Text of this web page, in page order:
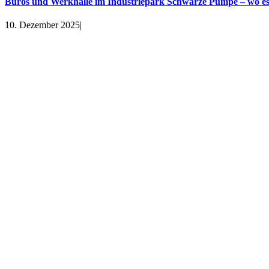
10. Dezember 2025|